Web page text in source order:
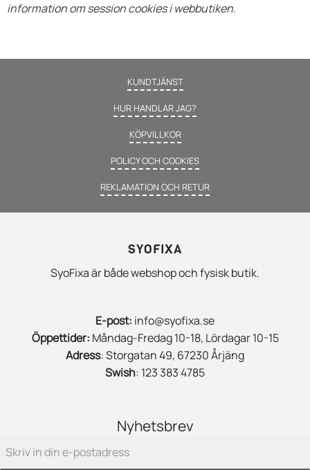
information om session cookies i webbutiken.
KUNDTJÄNST
HUR HANDLAR JAG?
KÖPVILLKOR
POLICY OCH COOKIES
REKLAMATION OCH RETUR
SYOFIXA
SyoFixa är både webshop och fysisk butik.
E-post: info@syofixa.se
Öppettider: Måndag-Fredag 10-18, Lördagar 10-15
Adress: Storgatan 49, 67230 Årjäng
Swish: 123 383 4785
Nyhetsbrev